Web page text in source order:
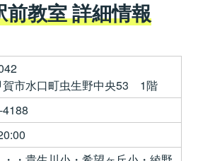
前教室 詳細情報
賀市水口町虫生野中央53 1階